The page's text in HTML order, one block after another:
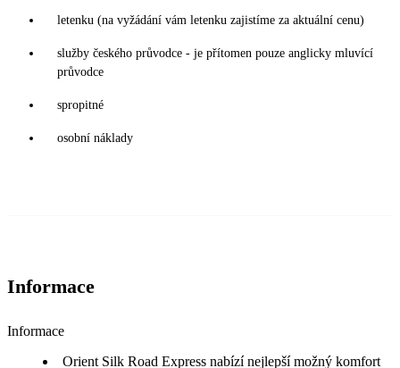
letenku (na vyžádání vám letenku zajistíme za aktuální cenu)
služby českého průvodce - je přítomen pouze anglicky mluvící
průvodce
spropitné
osobní náklady
Informace
Informace
Orient Silk Road Express nabízí nejlepší možný komfort